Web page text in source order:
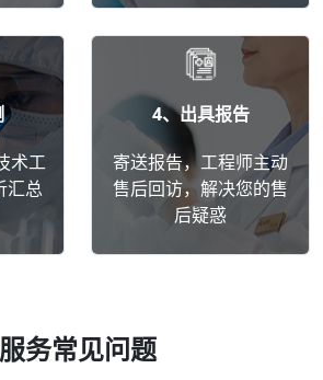
术工
汇总
4、出具报告
寄送报告，工程师主动
售后回访，解决您的售
后疑惑
服务常见问题